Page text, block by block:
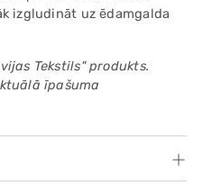
izgludināt uz ēdamgalda
Tekstils" produkts.
īpašuma